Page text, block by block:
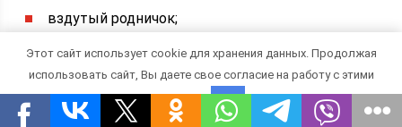
вздутый родничок;
расхождение швов черепа;
частый и очень сильный плач;
постоянное срыгивание даже между приёмами
пищи;
Этот сайт использует cookie для хранения данных. Продолжая
использовать сайт, Вы даете свое согласие на работу с этими
файлами.
OK